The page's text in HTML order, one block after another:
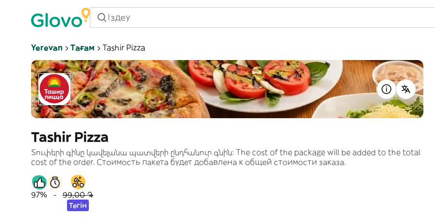
Yerevan Тағам Tashir Pizza
Tashir Pizza
Տուփերի գինը կավելանա պատվերի ընդհանուր գնին։ The cost of the package will be added to the total
cost of the order. Стоимость пакета будет добавлена к общей стоимости заказа.
97% - 99,00 ֏
Тегін